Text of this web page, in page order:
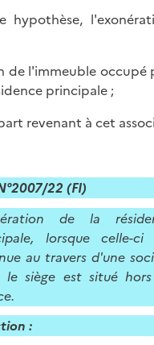
hypothèse,
de l'immeuble occupé
principale ;
revenant à cet
22 (FI)
de la
lorsque celle-ci
au travers d'une
le siège est situé
: